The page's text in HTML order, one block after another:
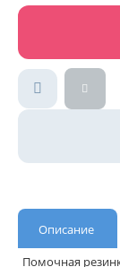
Описание
Помочная